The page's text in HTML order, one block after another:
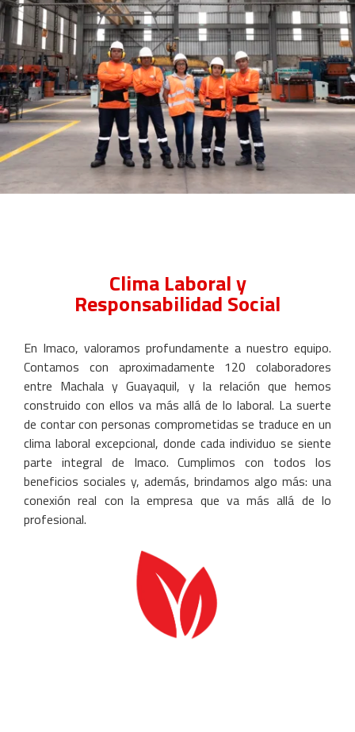
Clima Laboral y
Responsabilidad Social
En Imaco, valoramos profundamente a nuestro equipo.
Contamos con aproximadamente 120 colaboradores
entre Machala y Guayaquil, y la relación que hemos
construido con ellos va más allá de lo laboral. La suerte
de contar con personas comprometidas se traduce en un
clima laboral excepcional, donde cada individuo se siente
parte integral de Imaco. Cumplimos con todos los
beneficios sociales y, además, brindamos algo más: una
conexión real con la empresa que va más allá de lo
profesional.